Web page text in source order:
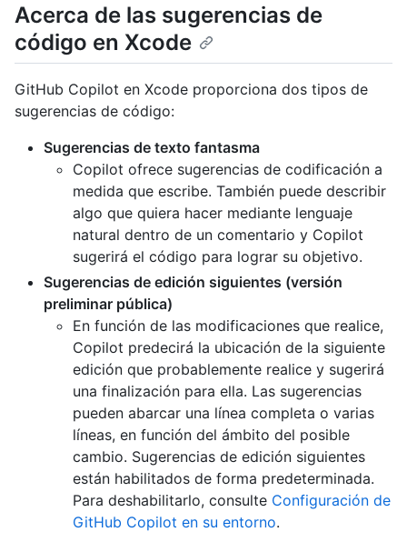
Acerca de las sugerencias de
código en Xcode
GitHub Copilot en Xcode proporciona dos tipos de
sugerencias de código:
Sugerencias de texto fantasma
Copilot ofrece sugerencias de codificación a
medida que escribe. También puede describir
algo que quiera hacer mediante lenguaje
natural dentro de un comentario y Copilot
sugerirá el código para lograr su objetivo.
Sugerencias de edición siguientes (versión
preliminar pública)
En función de las modificaciones que realice,
Copilot predecirá la ubicación de la siguiente
edición que probablemente realice y sugerirá
una finalización para ella. Las sugerencias
pueden abarcar una línea completa o varias
líneas, en función del ámbito del posible
cambio. Sugerencias de edición siguientes
están habilitados de forma predeterminada.
Para deshabilitarlo, consulte Configuración de
GitHub Copilot en su entorno.